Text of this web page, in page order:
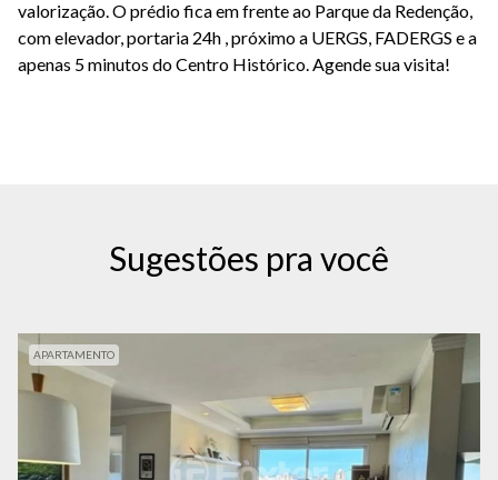
valorização. O prédio fica em frente ao Parque da Redenção,
com elevador, portaria 24h , próximo a UERGS, FADERGS e a
apenas 5 minutos do Centro Histórico. Agende sua visita!
Sugestões pra você
APARTAMENTO